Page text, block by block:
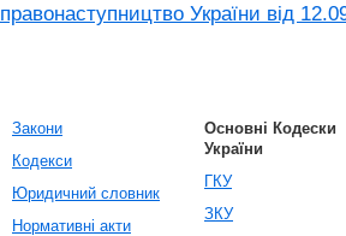
правонаступництво України від
Закони
Кодекси
Юридичний словник
Нормативні акти
Основні Кодески
України
ГКУ
ЗКУ